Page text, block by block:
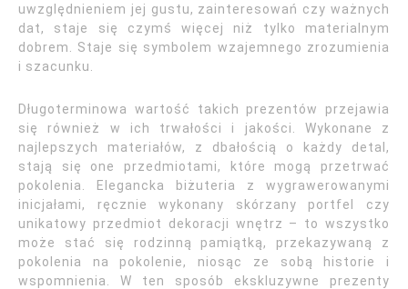
uwzględnieniem jej gustu, zainteresowań czy ważnych
dat, staje się czymś więcej niż tylko materialnym
dobrem. Staje się symbolem wzajemnego zrozumienia
i szacunku.
Długoterminowa wartość takich prezentów przejawia
się również w ich trwałości i jakości. Wykonane z
najlepszych materiałów, z dbałością o każdy detal,
stają się one przedmiotami, które mogą przetrwać
pokolenia. Elegancka biżuteria z wygrawerowanymi
inicjałami, ręcznie wykonany skórzany portfel czy
unikatowy przedmiot dekoracji wnętrz – to wszystko
może stać się rodzinną pamiątką, przekazywaną z
pokolenia na pokolenie, niosąc ze sobą historie i
wspomnienia. W ten sposób ekskluzywne prezenty